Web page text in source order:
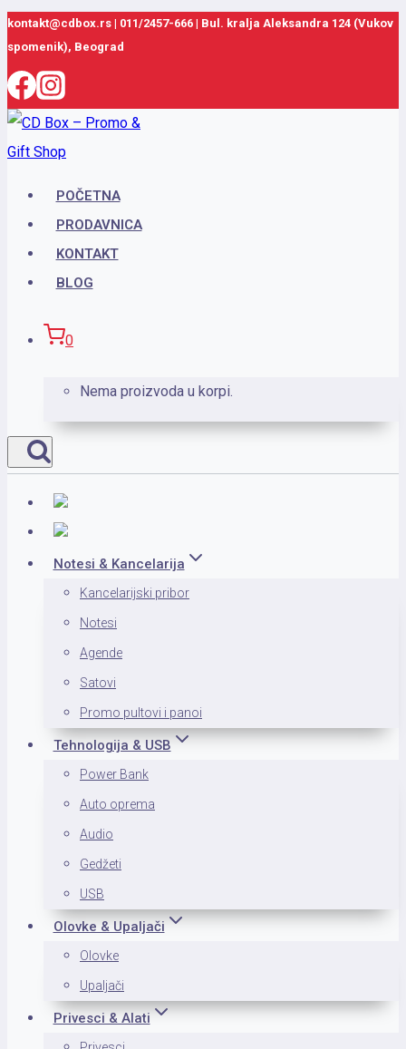
Skip
to
content
kontakt@cdbox.rs | 011/2457-666 | Bul. kralja Aleksandra 124 (Vukov
spomenik), Beograd
POČETNA
PRODAVNICA
KONTAKT
BLOG
0
Nema proizvoda u korpi.
Notesi & Kancelarija
Kancelarijski pribor
Notesi
Agende
Satovi
Promo pultovi i panoi
Tehnologija & USB
Power Bank
Auto oprema
Audio
Gedžeti
USB
Olovke & Upaljači
Olovke
Upaljači
Privesci & Alati